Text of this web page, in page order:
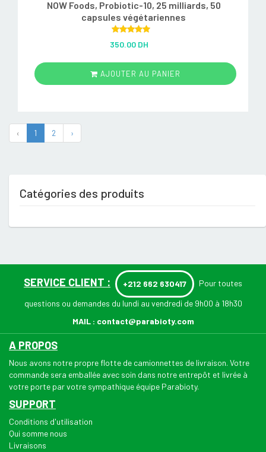
NOW Foods, Probiotic-10, 25 milliards, 50
capsules végétariennes
out of 5
350.00 DH
AJOUTER AU PANIER
‹ 1 2 ›
Catégories des produits
SERVICE CLIENT : +212 662 630417 Pour toutes
questions ou demandes du lundi au vendredi de 9h00 à 18h30
MAIL : contact@parabioty.com
A PROPOS
Nous avons notre propre flotte de camionnettes de livraison. Votre
commande sera emballée avec soin dans notre entrepôt et livrée à
votre porte par votre sympathique équipe Parabioty.
SUPPORT
Conditions d'utilisation
Qui somme nous
Livraisons